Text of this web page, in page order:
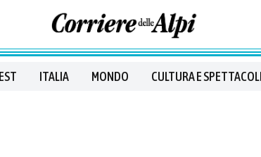
ITALIA MONDO CULTURA E SPETTACOLI